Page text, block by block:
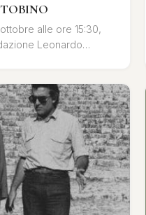
ottobre alle ore 15:30,
Leonardo
...